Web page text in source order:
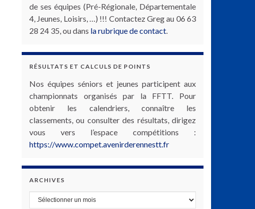
de ses équipes (Pré-Régionale, Départementale
4, Jeunes, Loisirs, …) !!! Contactez Greg au 06 63
28 24 35, ou dans la rubrique de contact.
RÉSULTATS ET CALCULS DE POINTS
Nos équipes séniors et jeunes participent aux
championnats organisés par la FFTT. Pour
obtenir les calendriers, connaître les
classements, ou consulter des résultats, dirigez
vous vers l’espace compétitions :
https://www.compet.avenirderennestt.fr
ARCHIVES
Archives